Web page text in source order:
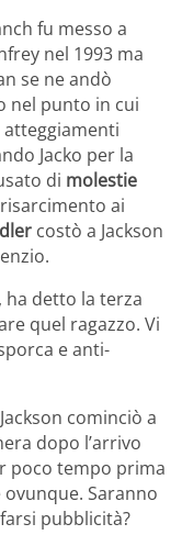
fu messo a
nel 1993 ma
se ne andò
nel punto in cui
atteggiamenti
Jacko per la
di molestie
ai
costò a Jackson
ha detto la terza
quel ragazzo. Vi
e anti-
cominciò a
dopo l’arrivo
poco tempo prima
Saranno
pubblicità?